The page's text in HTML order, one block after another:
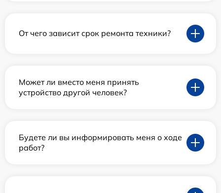
От чего зависит срок ремонта техники?
Может ли вместо меня принять
устройство другой человек?
Будете ли вы информировать меня о ходе
работ?